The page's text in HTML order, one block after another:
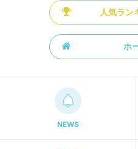
人気ラン
ホ
NEWS